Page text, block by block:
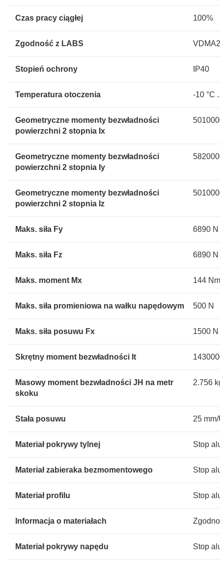
Czas pracy ciągłej 100%
Zgodność z LABS
Stopień ochrony IP40
Temperatura otoczenia -10 °C
Geometryczne momenty bezwładności
powierzchni 2 stopnia Ix
Geometryczne momenty bezwładności
powierzchni 2 stopnia Iy
Geometryczne momenty bezwładności
powierzchni 2 stopnia Iz
Maks. siła Fy 6890 N
Maks. siła Fz 6890 N
Maks. moment Mx 144
Maks. siła promieniowa na wałku napędowym 500 N
Maks. siła posuwu Fx 1500 N
Skrętny moment bezwładności It
Masowy moment bezwładności JH na metr
skoku
2.756
Stała posuwu 25
Materiał pokrywy tylnej Stop
Materiał zabieraka bezmomentowego Stop
Materiał profilu Stop
Informacja o materiałach
Materiał pokrywy napędu Stop